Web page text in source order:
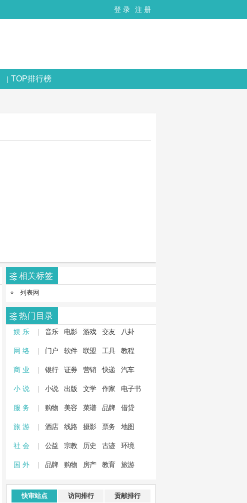
登 录 注 册
| TOP排行榜
相关标签
列表网
热门目录
娱 乐 音乐 电影 游戏 交友 八卦
网 络 门户 软件 联盟 工具 教程
商 业 银行 证券 营销 快递 汽车
小 说 小说 出版 文学 作家 电子书
服 务 购物 美容 菜谱 品牌 借贷
旅 游 酒店 线路 摄影 票务 地图
社 会 公益 宗教 历史 古迹 环境
国 外 品牌 购物 房产 教育 旅游
快审站点 访问排行 贡献排行